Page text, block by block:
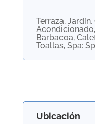
Terraza,
Barbacoa,
Toallas, Spa:
Ubicación